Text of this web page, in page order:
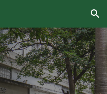
Skip to navigation